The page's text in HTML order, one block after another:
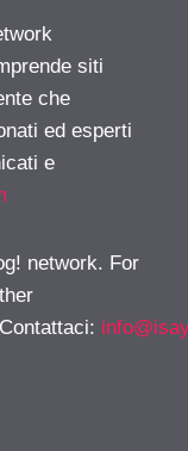
siti
che
ed esperti
e
network. For
: